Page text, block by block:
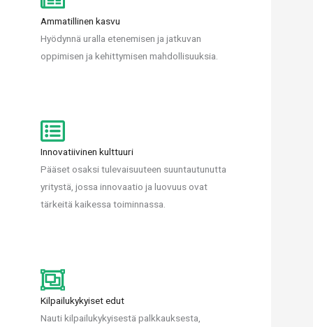
Ammatillinen kasvu
Hyödynnä uralla etenemisen ja jatkuvan
oppimisen ja kehittymisen mahdollisuuksia.
Innovatiivinen kulttuuri
Pääset osaksi tulevaisuuteen suuntautunutta
yritystä, jossa innovaatio ja luovuus ovat
tärkeitä kaikessa toiminnassa.
Kilpailukykyiset edut
Nauti kilpailukykyisestä palkkauksesta,